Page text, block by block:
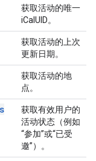
获取活动的唯一
iCalUID。
获取活动的上次
更新日期。
获取活动的地
点。
获取有效用户的
活动状态（例如
“参加”或“已受
邀”）。